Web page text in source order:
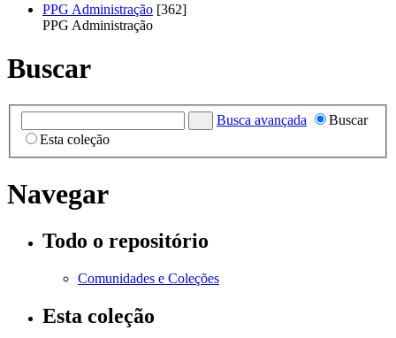
PPG Administração [362]
PPG Administração
Buscar
Busca avançada
Buscar
Esta coleção
Navegar
Todo o repositório
Comunidades e Coleções
Esta coleção